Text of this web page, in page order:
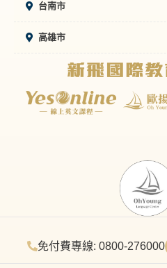
台南市
高雄市
免付費專線: 0800-276000